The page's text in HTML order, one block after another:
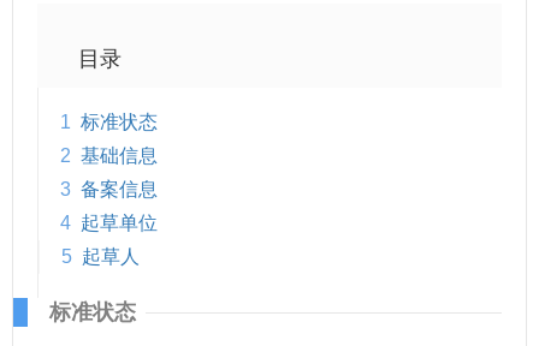
目录
1 标准状态
2 基础信息
3 备案信息
4 起草单位
5 起草人
标准状态